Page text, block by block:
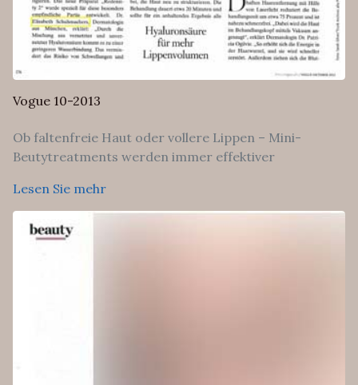
Vogue 10-2013
Ob faltenfreie Haut oder vollere Lippen – Mini-
Beutytreatments werden immer effektiver
Lesen Sie mehr